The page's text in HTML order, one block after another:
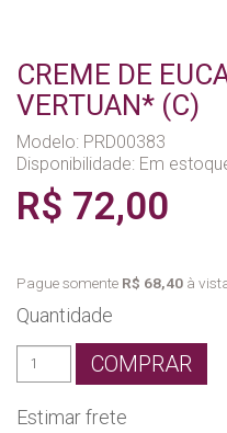
CREME DE
VERTUAN* (C)
Modelo: PRD00383
Disponibilidade: Em
R$ 72,00
Pague somente R$ 68,40 à
Quantidade
COMPRAR
Estimar frete